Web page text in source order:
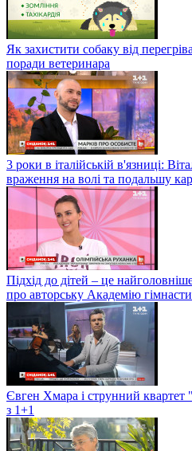
Як захистити собаку від
поради ветеринара
3 роки в італійській в'язниці:
враження на волі та подальшу
Підхід до дітей – це
про авторську Академію
Євген Хмара і струнний квартет
з 1+1